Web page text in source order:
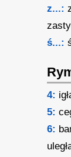
z...:
ś...:
4:
5:
6: